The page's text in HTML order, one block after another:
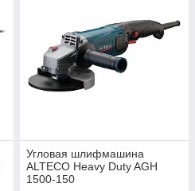
Угловая шлифмашина
ALTECO Heavy Duty AGH
1500-150